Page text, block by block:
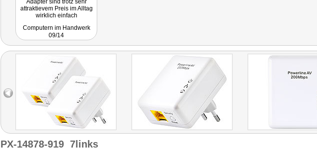
Adapter sind trotz sehr
attraktievem Preis im Alltag
wirklich einfach
auch sehr zuverlässig."
Computern im Handwerk
09/14
PX-14878-919 7links